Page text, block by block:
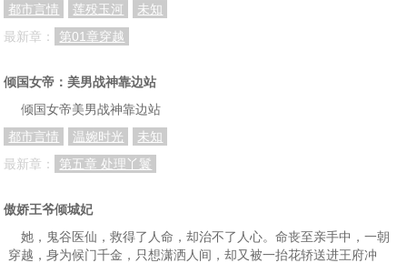
都市言情
莲殁玉河
未知
最新章：
第01章穿越
倾国女帝：美男战神靠边站
倾国女帝美男战神靠边站
都市言情
温婉时光
未知
最新章：
第五章 处理丫鬟
傲娇王爷倾城妃
她，鬼谷医仙，救得了人命，却治不了人心。命丧至亲手中，一朝
穿越，身为候门千金，只想潇洒人间，却又被一抬花轿送进王府冲